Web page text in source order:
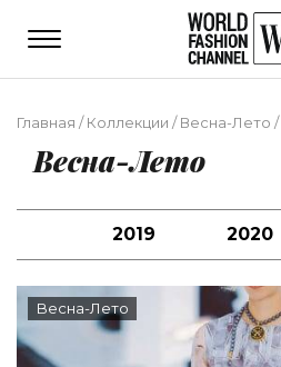
Главная /Коллекции /Весна-Лето /
Весна-Лето
2019 2020
Весна-Лето